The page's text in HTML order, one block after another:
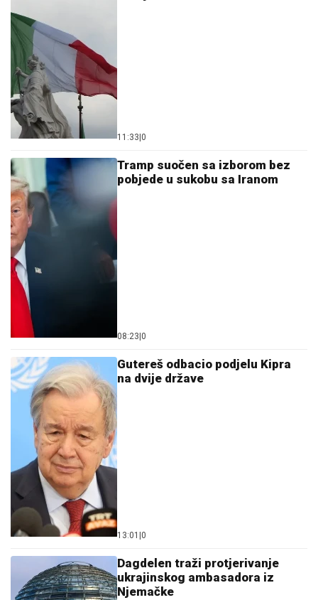
11:33 0
Tramp suočen sa izborom bez
pobjede u sukobu sa Iranom
08:23 0
Gutereš odbacio podjelu Kipra
na dvije države
13:01 0
Dagdelen traži protjerivanje
ukrajinskog ambasadora iz
Njemačke